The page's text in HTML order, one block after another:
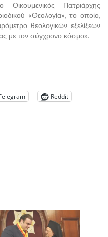
Πατριάρχης
«Θεολογία», το οποίο,
θεολογικών εξελίξεων
με τον σύγχρονο κόσμο».
Reddit